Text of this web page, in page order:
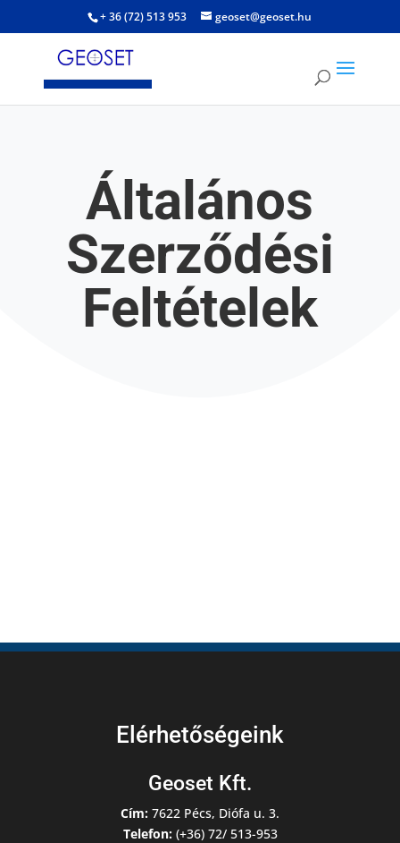
+ 36 (72) 513 953 geoset@geoset.hu
Általános
Szerződési
Feltételek
Elérhetőségeink
Geoset Kft.
Cím: 7622 Pécs, Diófa u. 3.
Telefon:(+36) 72/ 513-953